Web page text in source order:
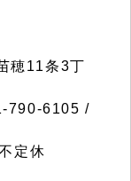
穂11条3丁
790-6105 /
定休